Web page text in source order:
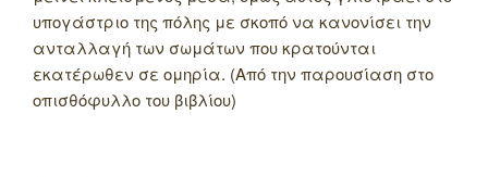
υπογάστριο της πόλης με σκοπό να κανονίσει την
ανταλλαγή των σωμάτων που κρατούνται
εκατέρωθεν σε ομηρία. (Από την παρουσίαση στο
οπισθόφυλλο του βιβλίου)